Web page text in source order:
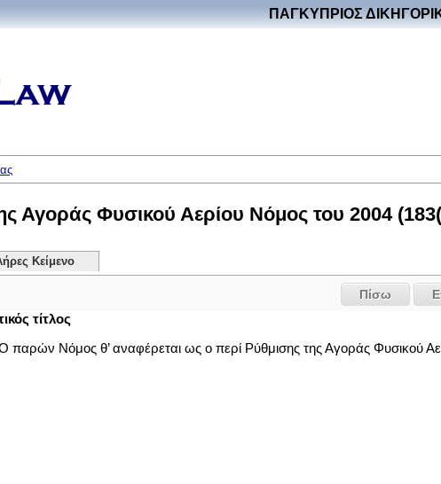
ΠΑΓΚΥΠΡΙΟΣ
Αγοράς Φυσικού Αερίου Νόμος του 2004
Κείμενο
Πίσω
τίτλος
παρών Νόμος θ’ αναφέρεται ως ο περί Ρύθμισης της Αγοράς Φυσικού